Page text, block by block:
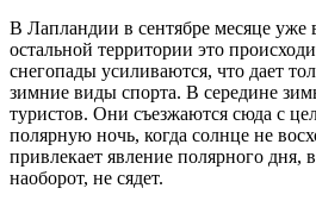
В Лапландии в сентябре месяце уже
остальной территории это
снегопады усиливаются, что дает
зимние виды спорта. В середине
туристов. Они съезжаются сюда с
полярную ночь, когда солнце не
привлекает явление полярного дня,
наоборот, не сядет.